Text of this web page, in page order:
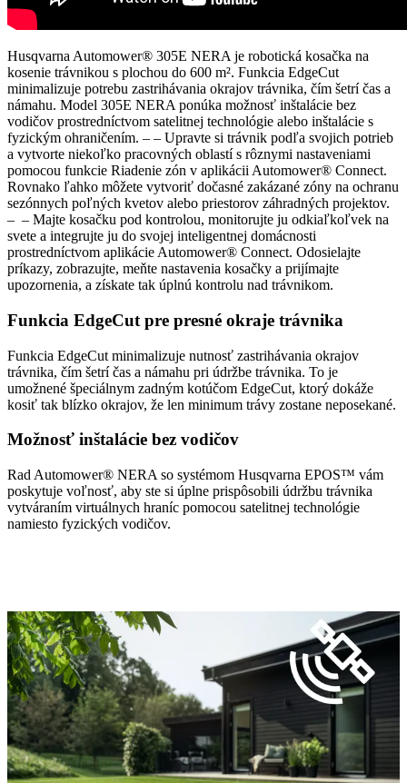
Husqvarna Automower® 305E NERA je robotická kosačka na
kosenie trávnikou s plochou do 600 m². Funkcia EdgeCut
minimalizuje potrebu zastrihávania okrajov trávnika, čím šetrí čas a
námahu. Model 305E NERA ponúka možnosť inštalácie bez
vodičov prostredníctvom satelitnej technológie alebo inštalácie s
fyzickým ohraničením. – – Upravte si trávnik podľa svojich potrieb
a vytvorte niekoľko pracovných oblastí s rôznymi nastaveniami
pomocou funkcie Riadenie zón v aplikácii Automower® Connect.
Rovnako ľahko môžete vytvoriť dočasné zakázané zóny na ochranu
sezónnych poľných kvetov alebo priestorov záhradných projektov.​
– ​ – Majte kosačku pod kontrolou, monitorujte ju odkiaľkoľvek na
svete a integrujte ju do svojej inteligentnej domácnosti
prostredníctvom aplikácie Automower® Connect. Odosielajte
príkazy, zobrazujte, meňte nastavenia kosačky a prijímajte
upozornenia, a získate tak úplnú kontrolu nad trávnikom.
Funkcia EdgeCut pre presné okraje trávnika
Funkcia EdgeCut minimalizuje nutnosť zastrihávania okrajov
trávnika, čím šetrí čas a námahu pri údržbe trávnika. To je
umožnené špeciálnym zadným kotúčom EdgeCut, ktorý dokáže
kosiť tak blízko okrajov, že len minimum trávy zostane neposekané.
Možnosť inštalácie bez vodičov
Rad Automower® NERA so systémom Husqvarna EPOS™ vám
poskytuje voľnosť, aby ste si úplne prispôsobili údržbu trávnika
vytváraním virtuálnych hraníc pomocou satelitnej technológie
namiesto fyzických vodičov.